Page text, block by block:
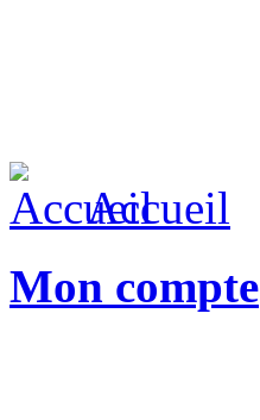
Accueil
Mon compte